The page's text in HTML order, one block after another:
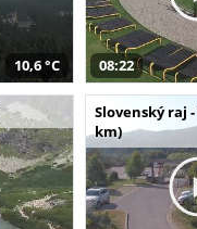
10,6 °C 08:22
Slovenský raj
km)